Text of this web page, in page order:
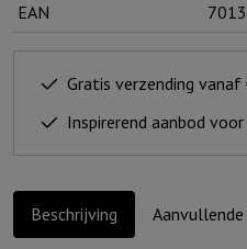
De
Heer
aantal
EAN
Gratis verzending
Inspirerend aanbod
Beschrijving